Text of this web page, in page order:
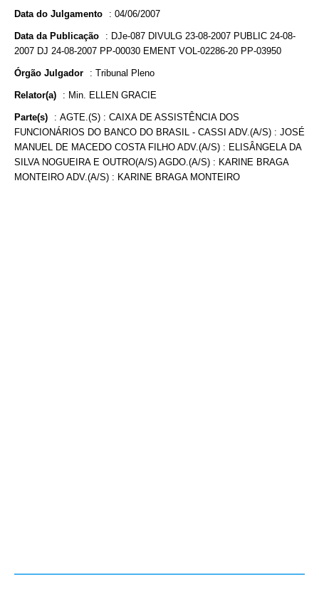
Data do Julgamento : 04/06/2007
Data da Publicação : DJe-087 DIVULG 23-08-2007 PUBLIC 24-08-
2007 DJ 24-08-2007 PP-00030 EMENT VOL-02286-20 PP-03950
Órgão Julgador : Tribunal Pleno
Relator(a) : Min. ELLEN GRACIE
Parte(s) : AGTE.(S) : CAIXA DE ASSISTÊNCIA DOS
FUNCIONÁRIOS DO BANCO DO BRASIL - CASSI ADV.(A/S) : JOSÉ
MANUEL DE MACEDO COSTA FILHO ADV.(A/S) : ELISÂNGELA DA
SILVA NOGUEIRA E OUTRO(A/S) AGDO.(A/S) : KARINE BRAGA
MONTEIRO ADV.(A/S) : KARINE BRAGA MONTEIRO